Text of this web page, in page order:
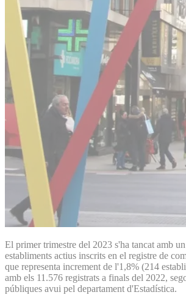
El primer trimestre del 2023 s'ha tancat amb
establiments actius inscrits en el registre de
que representa increment de l'1,8% (214
amb els 11.576 registrats a finals del 2022,
públiques avui pel departament d'Estadística.